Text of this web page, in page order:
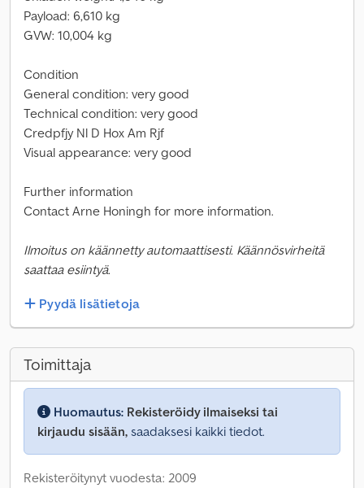
Payload: 6,610 kg
GVW: 10,004 kg
Condition
General condition: very good
Technical condition: very good
Credpfjy Nl D Hox Am Rjf
Visual appearance: very good
Further information
Contact Arne Honingh for more information.
Ilmoitus on käännetty automaattisesti. Käännösvirheitä
saattaa esiintyä.
Pyydä lisätietoja
Toimittaja
Huomautus: Rekisteröidy ilmaiseksi tai
kirjaudu sisään, saadaksesi kaikki tiedot.
Rekisteröitynyt vuodesta: 2009